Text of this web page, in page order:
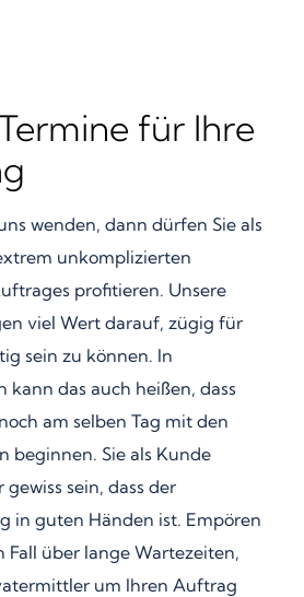
für Ihre
wenden, dann dürfen Sie als
unkomplizierten
profitieren. Unsere
viel Wert darauf, zügig für
sein zu können. In
kann das auch heißen, dass
am selben Tag mit den
beginnen. Sie als Kunde
sein, dass der
in guten Händen ist. Empören
Fall über lange Wartezeiten,
um Ihren Auftrag